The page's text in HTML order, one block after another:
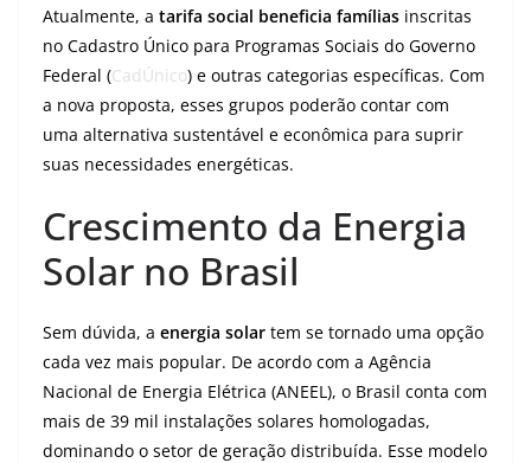
Atualmente, a tarifa social beneficia famílias inscritas
no Cadastro Único para Programas Sociais do Governo
Federal (CadÚnico) e outras categorias específicas. Com
a nova proposta, esses grupos poderão contar com
uma alternativa sustentável e econômica para suprir
suas necessidades energéticas.
Crescimento da Energia
Solar no Brasil
Sem dúvida, a energia solar tem se tornado uma opção
cada vez mais popular. De acordo com a Agência
Nacional de Energia Elétrica (ANEEL), o Brasil conta com
mais de 39 mil instalações solares homologadas,
dominando o setor de geração distribuída. Esse modelo